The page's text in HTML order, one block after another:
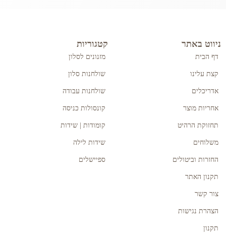
ניווט באתר
דף הבית
קצת עלינו
אדריכלים
אחריות מוצר
תחזוקת הרהיט
משלוחים
החזרות וביטולים
תקנון האתר
צור קשר
הצהרת נגישות
תקנון
קטגוריות
מזנונים לסלון
שולחנות סלון
שולחנות עבודה
קונסולות כניסה
קומודות | שידות
שידות לילה
ספיישלים